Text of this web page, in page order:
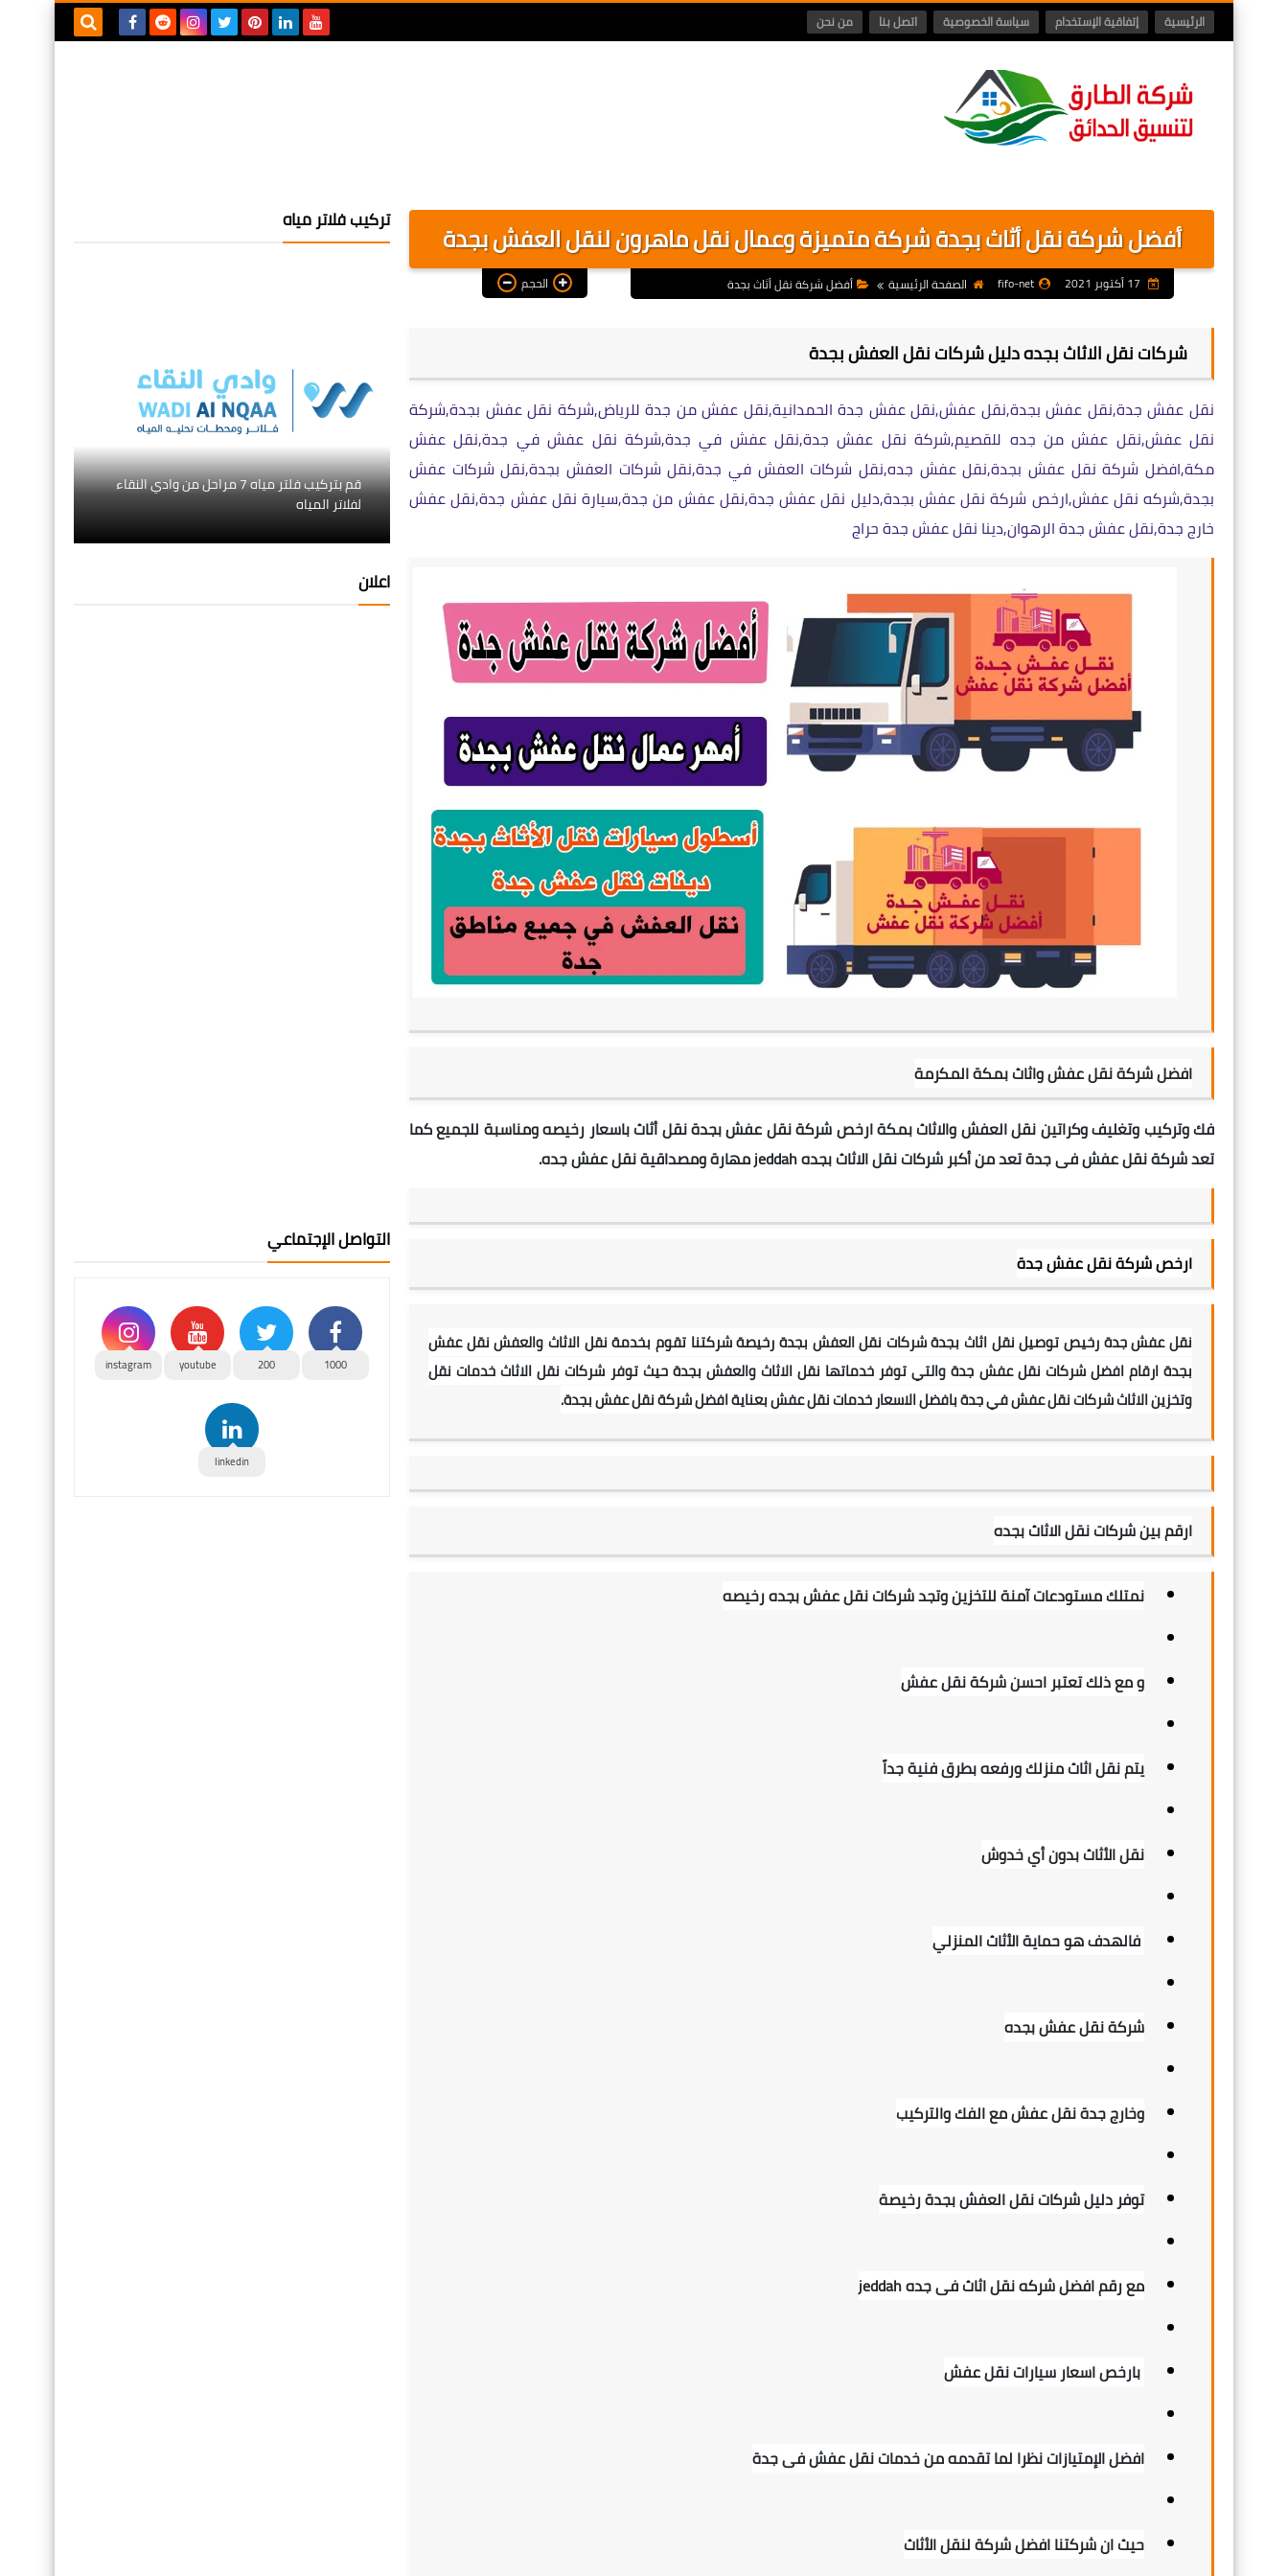
الرئيسية إتفاقية الإستخدام سياسة الخصوصية اتصل بنا من نحن
أفضل شركة نقل أثاث بجدة شركة متميزة وعمال نقل ماهرون لنقل العفش بجدة
fifo-net الصفحة الرئيسية أفضل شركة نقل أثاث بجدة الحجم
شركات نقل الاثاث بجده دليل شركات نقل العفش بجدة
نقل عفش جدة,نقل عفش بجدة,نقل عفش,نقل عفش جدة الحمدانية,نقل عفش من جدة للرياض,شركة نقل عفش بجدة,شركة
نقل عفش,نقل عفش من جده للقصيم,شركة نقل عفش جدة,نقل عفش في جدة,شركة نقل عفش في جدة,نقل عفش
مكة,افضل شركة نقل عفش بجدة,نقل عفش جده,نقل شركات العفش في جدة,نقل شركات العفش بجدة,نقل شركات عفش
بجدة,شركه نقل عفش,ارخص شركة نقل عفش بجدة,دليل نقل عفش جدة,نقل عفش من جدة,سيارة نقل عفش جدة,نقل عفش
خارج جدة,نقل عفش جدة الرهوان,دينا نقل عفش جدة حراج
افضل شركة نقل عفش واثاث بمكة المكرمة
فك وتركيب وتغليف وكراتيننقل العفشوالاثاث بمكةارخص شركة نقل عفش بجدةنقل أثاث باسعار رخيصه ومناسبة للجميعكما
تعد شركة نقل عفش فى جدةتعد من أكبر شركات نقل الاثاث بجده jeddah مهارةومصداقية نقل عفش جده.
ارخص شركة نقل عفش جدة
نقل عفش جدة رخيص توصيل نقل اثاث بجدةشركات نقل العفش بجدة رخيصةشركتنا تقوم بخدمة نقل الاثاث والعفش نقل عفش
بجدةارقام افضل شركات نقل عفش جدةوالتي توفر خدماتها نقل الاثاث والعفش بجدةحيث توفر شركات نقل الاثاث خدمات نقل
وتخزين الاثاثشركات نقل عفش في جدة بافضل الاسعار خدمات نقل عفش بعناية افضل شركة نقل عفش بجدة.
ارقم بين شركات نقل الاثاث بجده
نمتلك مستودعات آمنة للتخزين وتجد شركات نقل عفش بجده رخيصه
و مع ذلك تعتبر احسن شركة نقل عفش
يتم نقل اثاث منزلك ورفعه بطرق فنية جداً
نقل الأثاث بدون أي خدوش
فالهدف هو حماية الأثاث المنزلي
شركة نقل عفش بجده
وخارج جدة نقل عفش مع الفك والتركيب
توفر دليل شركات نقل العفش بجدة رخيصة
مع رقم افضل شركه نقل اثاث فى جده jeddah
بارخص اسعار سيارات نقل عفش
افضل الإمتيازات نظرا لما تقدمه من خدمات نقل عفش فى جدة
حيث ان شركتنا افضل شركة لنقل الأثاث
تركيب فلاتر مياه
قم بتركيب فلتر مياه 7 مراحل من وادي النقاء
لفلاتر المياه
اعلان
التواصل الإجتماعي
1000
200
youtube
instagram
linkedin